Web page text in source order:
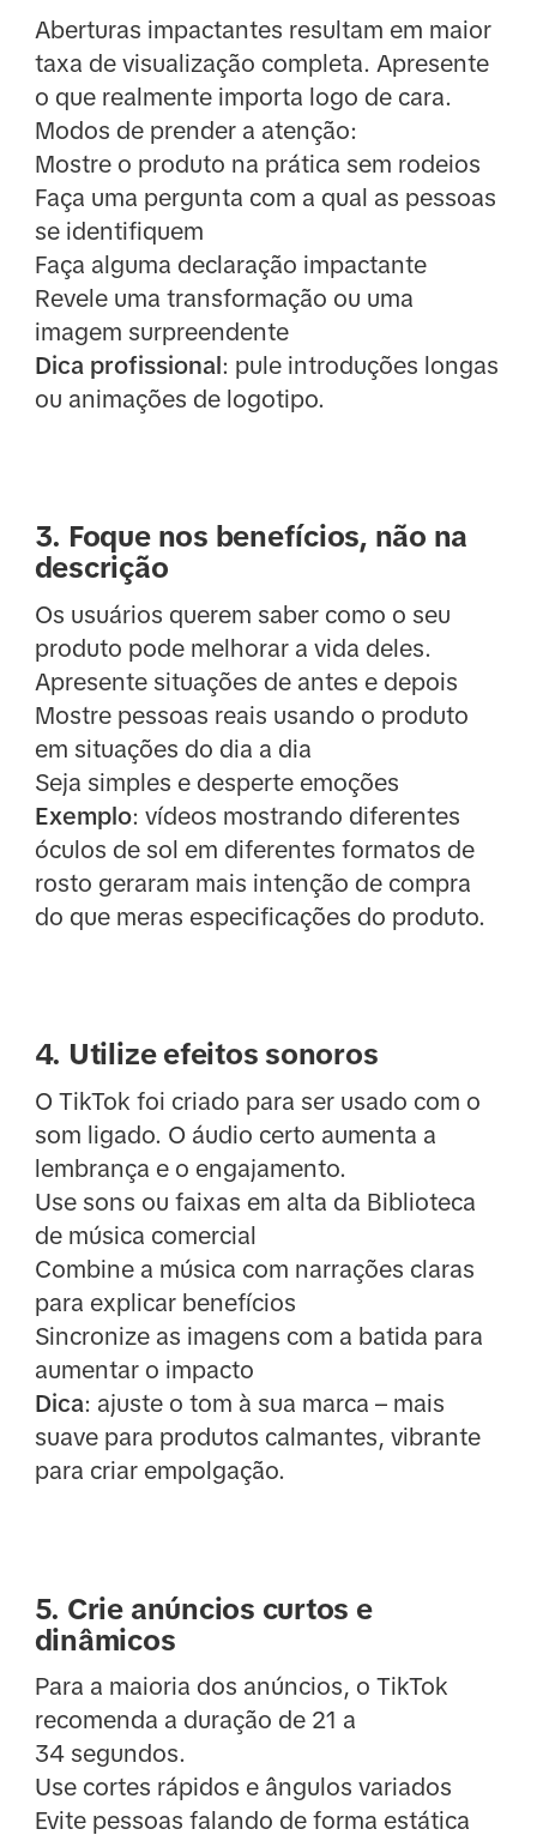
Aberturas impactantes resultam em maior
taxa de visualização completa. Apresente
o que realmente importa logo de cara.
Modos de prender a atenção:
Mostre o produto na prática sem rodeios
Faça uma pergunta com a qual as pessoas
se identifiquem
Faça alguma declaração impactante
Revele uma transformação ou uma
imagem surpreendente
Dica profissional: pule introduções longas
ou animações de logotipo.
3. Foque nos benefícios, não na
descrição
Os usuários querem saber como o seu
produto pode melhorar a vida deles.
Apresente situações de antes e depois
Mostre pessoas reais usando o produto
em situações do dia a dia
Seja simples e desperte emoções
Exemplo: vídeos mostrando diferentes
óculos de sol em diferentes formatos de
rosto geraram mais intenção de compra
do que meras especificações do produto.
4. Utilize efeitos sonoros
O TikTok foi criado para ser usado com o
som ligado. O áudio certo aumenta a
lembrança e o engajamento.
Use sons ou faixas em alta da Biblioteca
de música comercial
Combine a música com narrações claras
para explicar benefícios
Sincronize as imagens com a batida para
aumentar o impacto
Dica: ajuste o tom à sua marca – mais
suave para produtos calmantes, vibrante
para criar empolgação.
5. Crie anúncios curtos e
dinâmicos
Para a maioria dos anúncios, o TikTok
recomenda a duração de 21 a
34 segundos.
Use cortes rápidos e ângulos variados
Evite pessoas falando de forma estática